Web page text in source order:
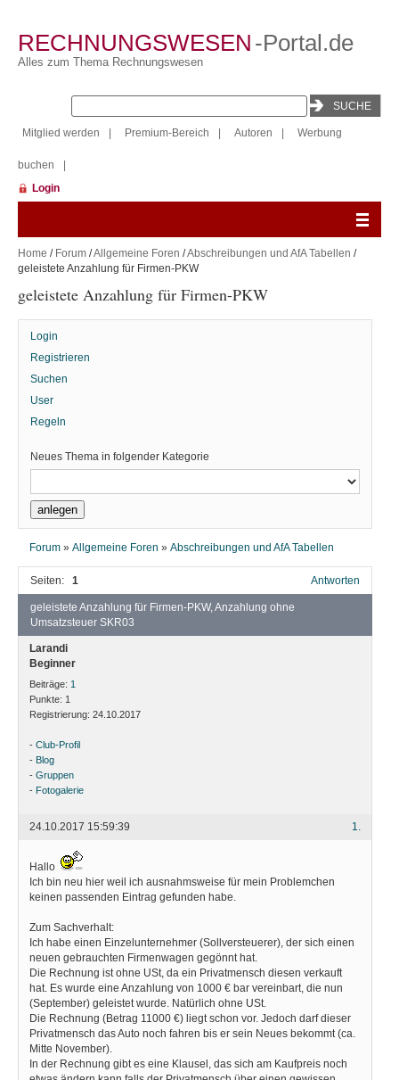
RECHNUNGSWESEN -Portal.de
Alles zum Thema Rechnungswesen
Mitglied werden Premium-Bereich Autoren Werbung
buchen
Login
Home / Forum /Allgemeine Foren /Abschreibungen und AfA Tabellen /
geleistete Anzahlung für Firmen-PKW
geleistete Anzahlung für Firmen-PKW
Login
Registrieren
Suchen
User
Regeln
Neues Thema in folgender Kategorie
Forum »Allgemeine Foren »Abschreibungen und AfA Tabellen
Seiten: 1 Antworten
geleistete Anzahlung für Firmen-PKW, Anzahlung ohne
Umsatzsteuer SKR03
Larandi
Beginner
Beiträge: 1
Punkte: 1
Registrierung: 24.10.2017
- Club-Profil
- Blog
- Gruppen
- Fotogalerie
1.
24.10.2017 15:59:39
Hallo
Ich bin neu hier weil ich ausnahmsweise für mein Problemchen
keinen passenden Eintrag gefunden habe.
Zum Sachverhalt:
Ich habe einen Einzelunternehmer (Sollversteuerer), der sich einen
neuen gebrauchten Firmenwagen gegönnt hat.
Die Rechnung ist ohne USt, da ein Privatmensch diesen verkauft
hat. Es wurde eine Anzahlung von 1000 € bar vereinbart, die nun
(September) geleistet wurde. Natürlich ohne USt.
Die Rechnung (Betrag 11000 €) liegt schon vor. Jedoch darf dieser
Privatmensch das Auto noch fahren bis er sein Neues bekommt (ca.
Mitte November).
In der Rechnung gibt es eine Klausel, das sich am Kaufpreis noch